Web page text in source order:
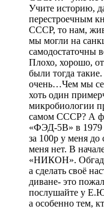
Учите историю,
перестроечным
СССР, то нам,
мы могли на
самодостаточны
Плохо, хорошо,
были тогда
очень…Чем мы
хоть один
микробиологии
самом СССР? А
«ФЭД-5В» в 1979
за 100р у меня
меня нет. В
«НИКОН».
а сделать своё
диване- это
послушайте у
а особенно тем,